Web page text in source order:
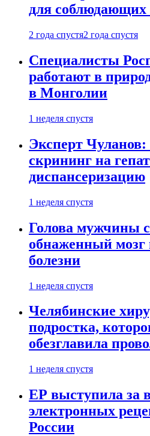
для соблюдающих
2 года спустя2 года спустя
Специалисты
работают в
в Монголии
1 неделя спустя
Эксперт Чуланов:
скрининг на
диспансеризацию
1 неделя спустя
Голова мужчины
обнаженный мозг
болезни
1 неделя спустя
Челябинские
подростка,
обезглавила
1 неделя спустя
ЕР выступила за
электронных
России